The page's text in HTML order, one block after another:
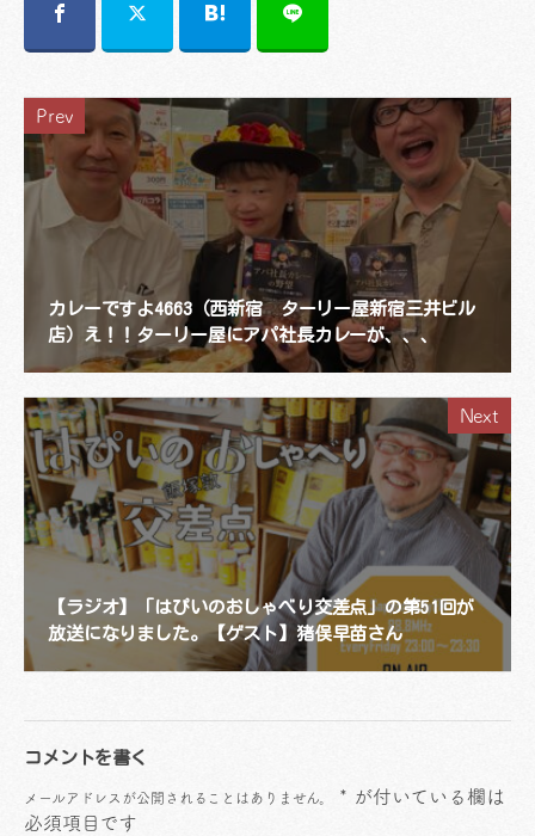
Prev
カレーですよ4663（西新宿 ターリー屋新宿三井ビル
店）え！！ターリー屋にアパ社長カレーが、、、
Next
【ラジオ】「はぴいのおしゃべり交差点」の第51回が
放送になりました。【ゲスト】猪俣早苗さん
コメントを書く
メールアドレスが公開されることはありません。 * が付いている欄は
必須項目です